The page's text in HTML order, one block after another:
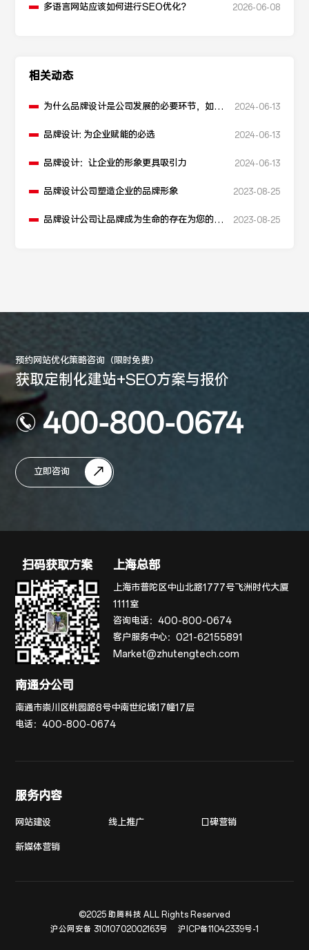
多语言网站应该如何进行SEO优化？ 2026-06-08
相关动态
为什么品牌设计是公司发展的必要环节，如何
2024-06-13
品牌设计: 为企业赋能的必选 2024-06-13
品牌设计：让企业的形象更具吸引力 2024-06-13
品牌设计公司塑造企业的品牌形象 2023-08-25
品牌设计公司让品牌成为生命的存在为您的品
2023-08-25
预约网站优化策略咨询（限时免费）
获取定制化建站+SEO方案与报价
400-800-0674
立即咨询
扫码获取方案 上海总部
上海市普陀区中山北路1777号飞洲时代大厦
1111室
咨询电话：400-800-0674
客户服务中心：021-62155891
Market@zhutengtech.com
南通分公司
南通市崇川区桃园路8号中南世纪城17幢17层
电话：400-800-0674
服务内容
网站建设 线上推广 口碑营销
新媒体营销
©2025 助腾科技 ALL Rights Reserved
沪公网安备 31010702002163号
沪ICP备11042339号-1